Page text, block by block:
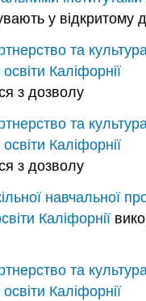
у відкритому
та
Каліфорнії
з дозволу
та
Каліфорнії
з дозволу
навчальної
Каліфорнії
та
Каліфорнії